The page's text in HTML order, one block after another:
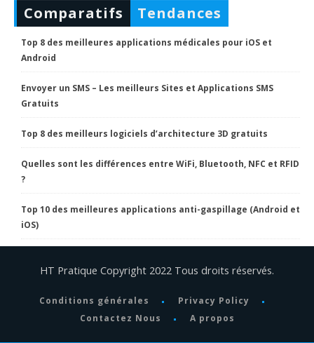
Comparatifs Tendances
Top 8 des meilleures applications médicales pour iOS et
Android
Envoyer un SMS – Les meilleurs Sites et Applications SMS
Gratuits
Top 8 des meilleurs logiciels d’architecture 3D gratuits
Quelles sont les différences entre WiFi, Bluetooth, NFC et RFID
?
Top 10 des meilleures applications anti-gaspillage (Android et
iOS)
HT Pratique Copyright 2022 Tous droits réservés.
Conditions générales
Privacy Policy
Contactez Nous
A propos